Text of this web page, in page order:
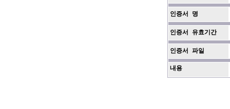
인증서 명
인증서 유효기간
인증서 파일
내용